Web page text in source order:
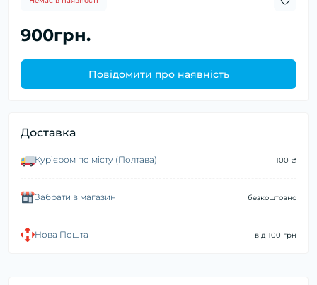
900грн.
Повідомити про наявність
Доставка
Курʼєром по місту (Полтава) 100 ₴
Забрати в магазині безкоштовно
Нова Пошта від 100 грн